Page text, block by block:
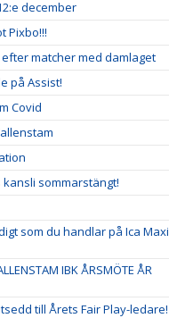
december
Pixbo!!!
matcher med damlaget
på Assist!
Covid
kansli sommarstängt!
som du handlar på Ica Maxi
IBK ÅRSMÖTE ÅR
till Årets Fair Play-ledare!